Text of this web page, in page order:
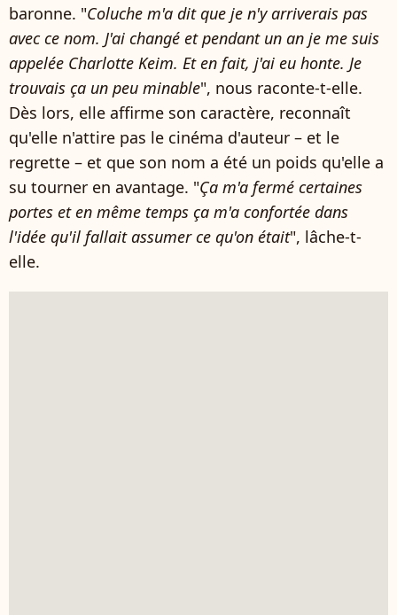
baronne. "Coluche m'a dit que je n'y arriverais pas
avec ce nom. J'ai changé et pendant un an je me suis
appelée Charlotte Keim. Et en fait, j'ai eu honte. Je
trouvais ça un peu minable", nous raconte-t-elle.
Dès lors, elle affirme son caractère, reconnaît
qu'elle n'attire pas le cinéma d'auteur – et le
regrette – et que son nom a été un poids qu'elle a
su tourner en avantage. "Ça m'a fermé certaines
portes et en même temps ça m'a confortée dans
l'idée qu'il fallait assumer ce qu'on était", lâche-t-
elle.